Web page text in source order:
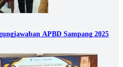
APBD Sampang 2025